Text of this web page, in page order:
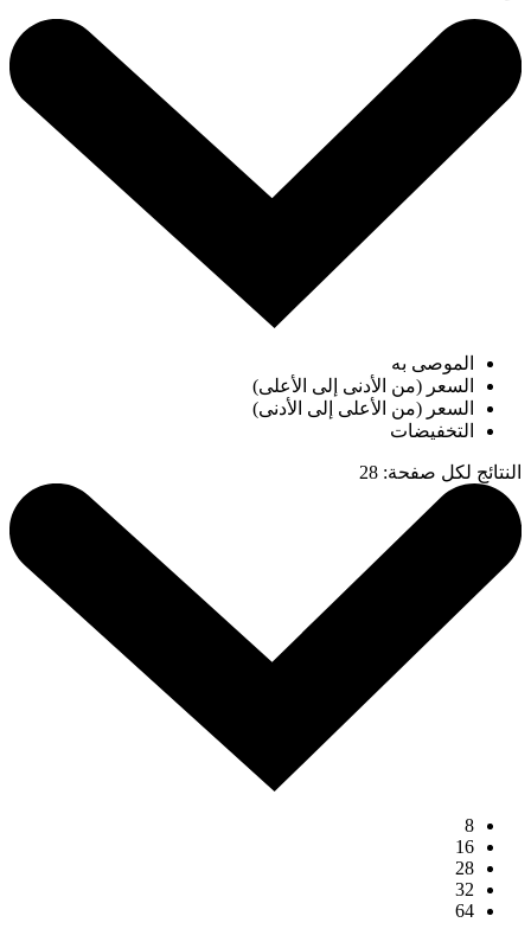
الموصى به
السعر (من الأدنى إلى الأعلى)
السعر (من الأعلى إلى الأدنى)
التخفيضات
النتائج لكل صفحة:
28
8
16
28
32
64